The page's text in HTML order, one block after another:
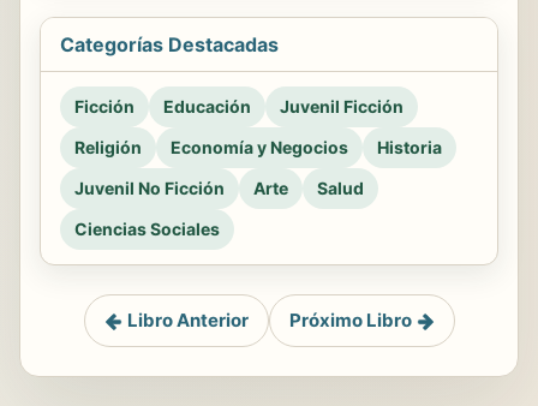
Categorías Destacadas
Ficción Educación
Juvenil Ficción
Religión
Economía y Negocios
Historia
Juvenil No Ficción
Arte
Salud
Ciencias Sociales
Libro Anterior Próximo Libro